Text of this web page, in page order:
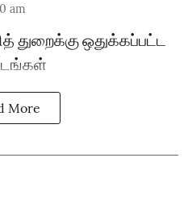
am
துறைக்கு ஒதுக்கப்பட்ட
More